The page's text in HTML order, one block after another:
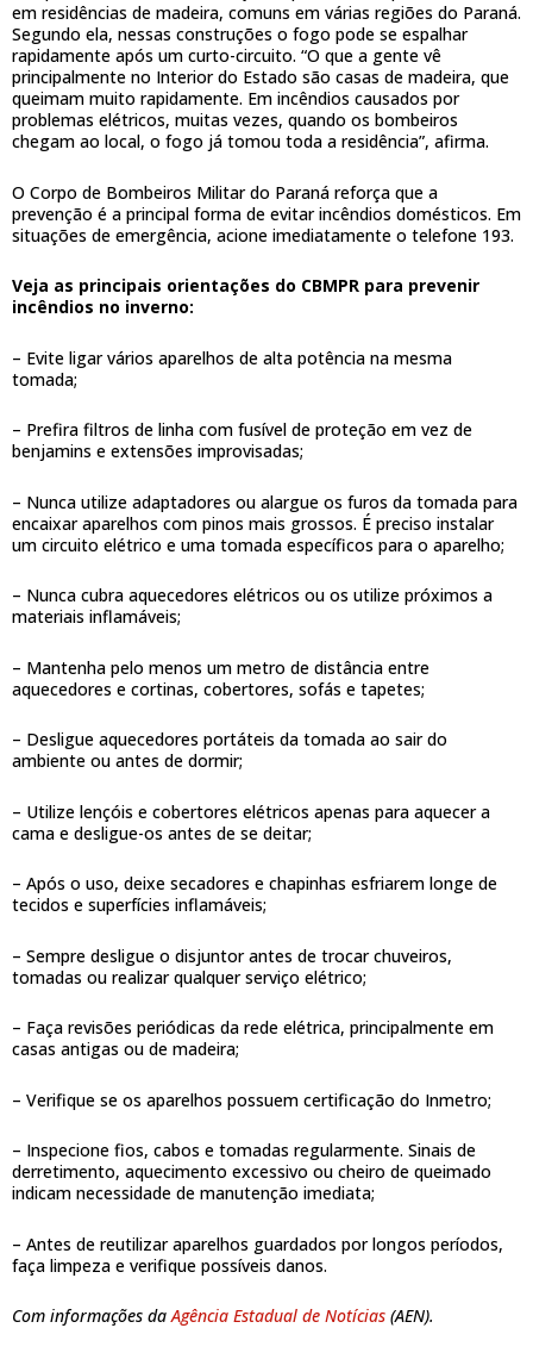
em residências de madeira, comuns em várias regiões do Paraná.
Segundo ela, nessas construções o fogo pode se espalhar
rapidamente após um curto-circuito. “O que a gente vê
principalmente no Interior do Estado são casas de madeira, que
queimam muito rapidamente. Em incêndios causados por
problemas elétricos, muitas vezes, quando os bombeiros
chegam ao local, o fogo já tomou toda a residência”, afirma.
O Corpo de Bombeiros Militar do Paraná reforça que a
prevenção é a principal forma de evitar incêndios domésticos. Em
situações de emergência, acione imediatamente o telefone 193.
Veja as principais orientações do CBMPR para prevenir
incêndios no inverno:
– Evite ligar vários aparelhos de alta potência na mesma
tomada;
– Prefira filtros de linha com fusível de proteção em vez de
benjamins e extensões improvisadas;
– Nunca utilize adaptadores ou alargue os furos da tomada para
encaixar aparelhos com pinos mais grossos. É preciso instalar
um circuito elétrico e uma tomada específicos para o aparelho;
– Nunca cubra aquecedores elétricos ou os utilize próximos a
materiais inflamáveis;
– Mantenha pelo menos um metro de distância entre
aquecedores e cortinas, cobertores, sofás e tapetes;
– Desligue aquecedores portáteis da tomada ao sair do
ambiente ou antes de dormir;
– Utilize lençóis e cobertores elétricos apenas para aquecer a
cama e desligue-os antes de se deitar;
– Após o uso, deixe secadores e chapinhas esfriarem longe de
tecidos e superfícies inflamáveis;
– Sempre desligue o disjuntor antes de trocar chuveiros,
tomadas ou realizar qualquer serviço elétrico;
– Faça revisões periódicas da rede elétrica, principalmente em
casas antigas ou de madeira;
– Verifique se os aparelhos possuem certificação do Inmetro;
– Inspecione fios, cabos e tomadas regularmente. Sinais de
derretimento, aquecimento excessivo ou cheiro de queimado
indicam necessidade de manutenção imediata;
– Antes de reutilizar aparelhos guardados por longos períodos,
faça limpeza e verifique possíveis danos.
Com informações daAgência Estadual de Notícias (AEN).